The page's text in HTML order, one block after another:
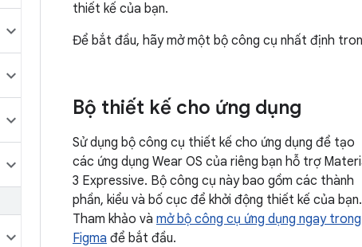
thiết kế của bạn.
Để bắt đầu, hãy mở một bộ công cụ nhất định
Bộ thiết kế cho ứng dụng
Sử dụng bộ công cụ thiết kế cho ứng dụng để tạo
các ứng dụng Wear OS của riêng bạn hỗ trợ
3 Expressive. Bộ công cụ này bao gồm các thành
phần, kiểu và bố cục để khởi động thiết kế của bạn.
Tham khảo và mở bộ công cụ ứng dụng ngay trong
Figma để bắt đầu.